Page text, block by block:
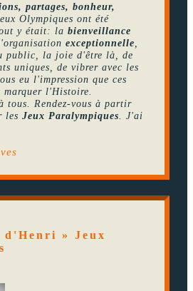
partages, bonheur,
Olympiques ont été
y était: labienveillance
exceptionnelle
public, la joie d'être là, de
uniques, de vibrer avec les
eu l'impression que ces
l'Histoire.
tous. Rendez-vous à partir
lesJeux Paralympiques . J'ai
» Jeux